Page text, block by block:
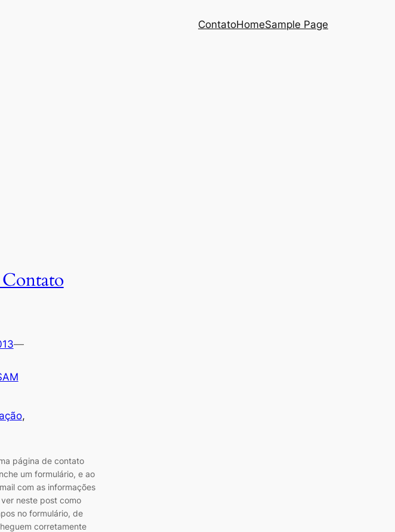
ContatoHomeSample Page
—
página de contato
um formulário, e ao
com as informações
neste post como
no formulário, de
corretamente